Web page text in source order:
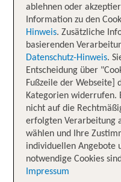
ablehnen oder
Information zu den
Hinweis. Zusätzliche
basierenden
Datenschutz-Hinweis.
Entscheidung über
Fußzeile der Webseite]
Kategorien widerrufen.
nicht auf die
erfolgten Verarbeitung
wählen und Ihre
individuellen Angebote
notwendige Cookies
Impressum